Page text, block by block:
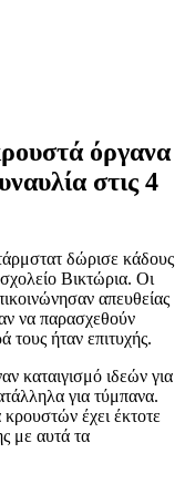
όργανα
στις 4
δώρισε κάδους
Βικτώρια. Οι
απευθείας
να παρασχεθούν
ήταν επιτυχής.
καταιγισμό ιδεών για
για τύμπανα.
έχει έκτοτε
με αυτά τα